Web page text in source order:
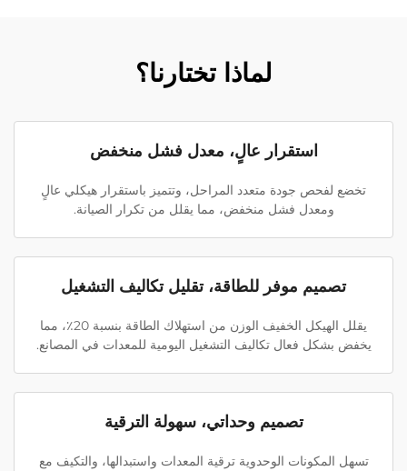
لماذا تختارنا؟
استقرار عالٍ، معدل فشل منخفض
تخضع لفحص جودة متعدد المراحل، وتتميز باستقرار هيكلي عالٍ
ومعدل فشل منخفض، مما يقلل من تكرار الصيانة.
تصميم موفر للطاقة، تقليل تكاليف التشغيل
يقلل الهيكل الخفيف الوزن من استهلاك الطاقة بنسبة 20٪، مما
يخفض بشكل فعال تكاليف التشغيل اليومية للمعدات في المصانع.
تصميم وحداتي، سهولة الترقية
تسهل المكونات الوحدوية ترقية المعدات واستبدالها، والتكيف مع